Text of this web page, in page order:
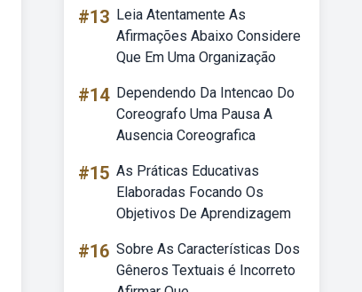
#13 Leia Atentamente As
Afirmações Abaixo Considere
Que Em Uma Organização
#14 Dependendo Da Intencao Do
Coreografo Uma Pausa A
Ausencia Coreografica
#15 As Práticas Educativas
Elaboradas Focando Os
Objetivos De Aprendizagem
#16 Sobre As Características Dos
Gêneros Textuais é Incorreto